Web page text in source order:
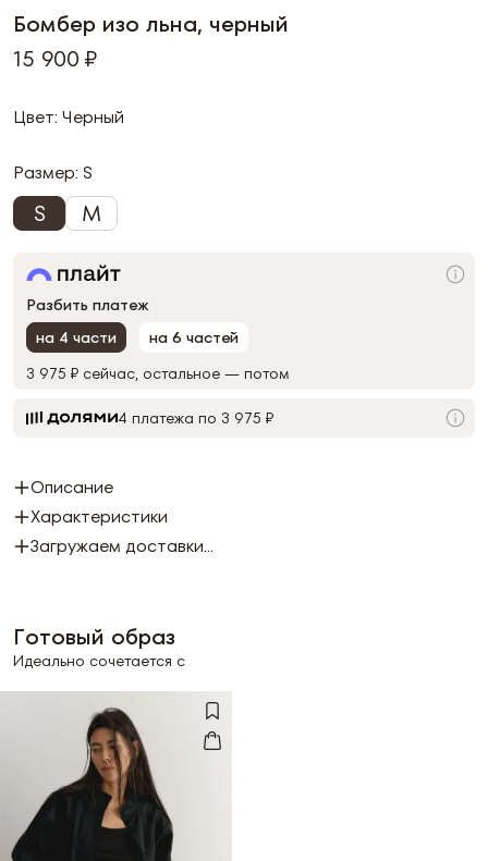
Бомбер изо льна, черный
15 900 ₽
Цвет: Черный
Размер: S
S M
Разбить платеж
на 4 части
на 6 частей
3 975 ₽ сейчас, остальное — потом
4 платежа по 3 975 ₽
Описание
Характеристики
Загружаем доставки...
Готовый образ
Идеально сочетается с